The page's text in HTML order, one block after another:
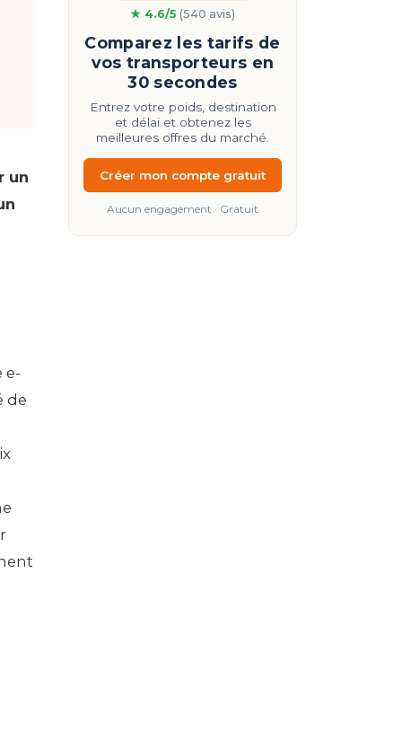
un
e-
de
★ 4.6/5 (540 avis)
Comparez les tarifs de
vos transporteurs en
30 secondes
Entrez votre poids, destination
et délai et obtenez les
meilleures offres du marché.
Créer mon compte gratuit
Aucun engagement · Gratuit